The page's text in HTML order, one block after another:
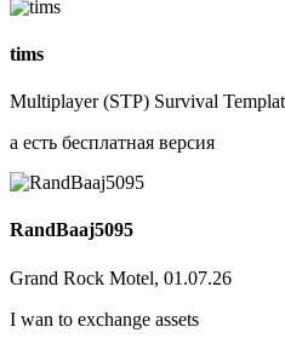
tims
Multiplayer (STP) Survival
а есть бесплатная версия
RandBaaj5095
Grand Rock Motel, 01.07.26
I wan to exchange assets